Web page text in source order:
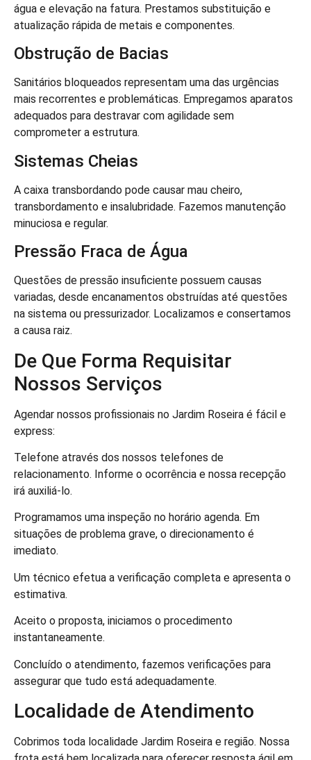
água e elevação na fatura. Prestamos substituição e
atualização rápida de metais e componentes.
Obstrução de Bacias
Sanitários bloqueados representam uma das urgências
mais recorrentes e problemáticas. Empregamos aparatos
adequados para destravar com agilidade sem
comprometer a estrutura.
Sistemas Cheias
A caixa transbordando pode causar mau cheiro,
transbordamento e insalubridade. Fazemos manutenção
minuciosa e regular.
Pressão Fraca de Água
Questões de pressão insuficiente possuem causas
variadas, desde encanamentos obstruídas até questões
na sistema ou pressurizador. Localizamos e consertamos
a causa raiz.
De Que Forma Requisitar
Nossos Serviços
Agendar nossos profissionais no Jardim Roseira é fácil e
express:
Telefone através dos nossos telefones de
relacionamento. Informe o ocorrência e nossa recepção
irá auxiliá-lo.
Programamos uma inspeção no horário agenda. Em
situações de problema grave, o direcionamento é
imediato.
Um técnico efetua a verificação completa e apresenta o
estimativa.
Aceito o proposta, iniciamos o procedimento
instantaneamente.
Concluído o atendimento, fazemos verificações para
assegurar que tudo está adequadamente.
Localidade de Atendimento
Cobrimos toda localidade Jardim Roseira e região. Nossa